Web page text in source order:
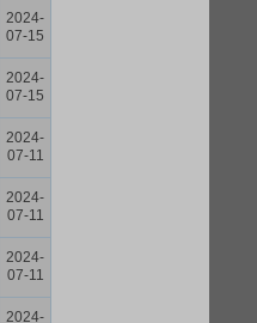
2024-
07-15
2024-
07-15
2024-
07-11
2024-
07-11
2024-
07-11
2024-